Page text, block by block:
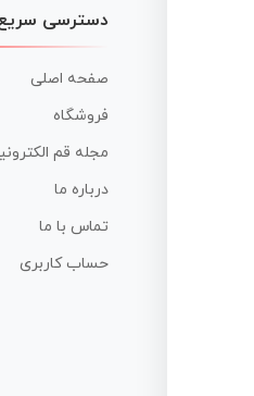
دسترسی
صفحه اصلی
فروشگاه
مجله قم
درباره ما
تماس با ما
حساب کاربری